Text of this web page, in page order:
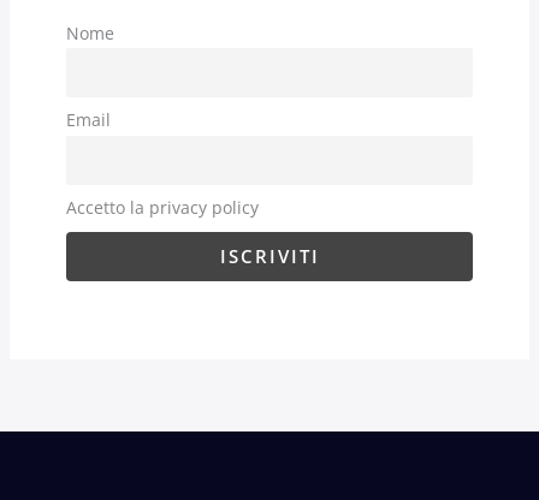
Nome
Email
Accetto la privacy policy